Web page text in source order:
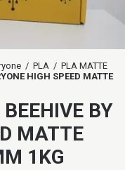
/ PLA / PLA MATTE
HIGH SPEED MATTE
BY
MATTE
1KG